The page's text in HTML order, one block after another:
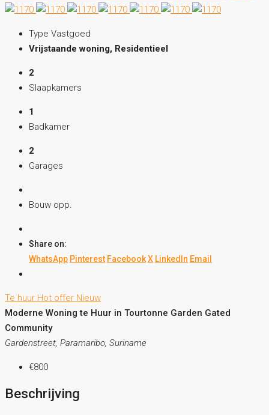
Type Vastgoed
Vrijstaande woning, Residentieel
2
Slaapkamers
1
Badkamer
2
Garages
Bouw opp.
Share on:
WhatsApp Pinterest FacebookX LinkedIn Email
Te huur Hot offer Nieuw
Moderne Woning te Huur in Tourtonne Garden Gated
Community
Gardenstreet, Paramaribo, Suriname
€800
Beschrijving